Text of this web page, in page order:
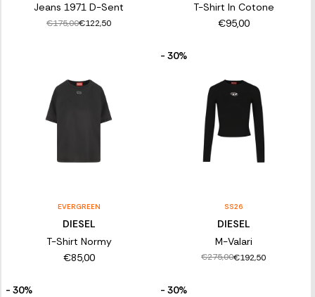
Jeans 1971 D-Sent
€175,00€122,50
T-Shirt In Cotone
€95,00
EVERGREEN
DIESEL
T-Shirt Normy
€85,00
- 30%
SS26
DIESEL
M-Valari
€275,00€192,50
- 30% - 30%